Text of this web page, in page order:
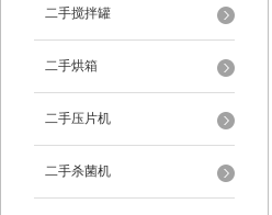
二手搅拌罐
二手烘箱
二手压片机
二手杀菌机